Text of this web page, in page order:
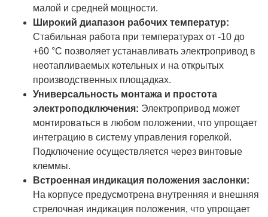
малой и средней мощности.
Широкий диапазон рабочих температур:
Стабильная работа при температурах от -10 до
+60 °C позволяет устанавливать электропривод в
неотапливаемых котельных и на открытых
производственных площадках.
Универсальность монтажа и простота
электроподключения: Электропривод может
монтироваться в любом положении, что упрощает
интеграцию в систему управления горелкой.
Подключение осуществляется через винтовые
клеммы.
Встроенная индикация положения заслонки:
На корпусе предусмотрена внутренняя и внешняя
стрелочная индикация положения, что упрощает